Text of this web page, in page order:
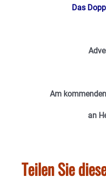
Das
Am
an
Teilen Sie